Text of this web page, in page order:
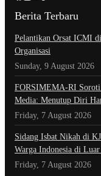
Berita Terbaru
Pelantikan Orsat ICMI
Organisasi
Sunday, 9 August 2026
​FORSIMEMA-RI Soroti
Media: Menutup Diri
Friday, 7 August 2026
Sidang Isbat Nikah di
Warga Indonesia di
Friday, 7 August 2026